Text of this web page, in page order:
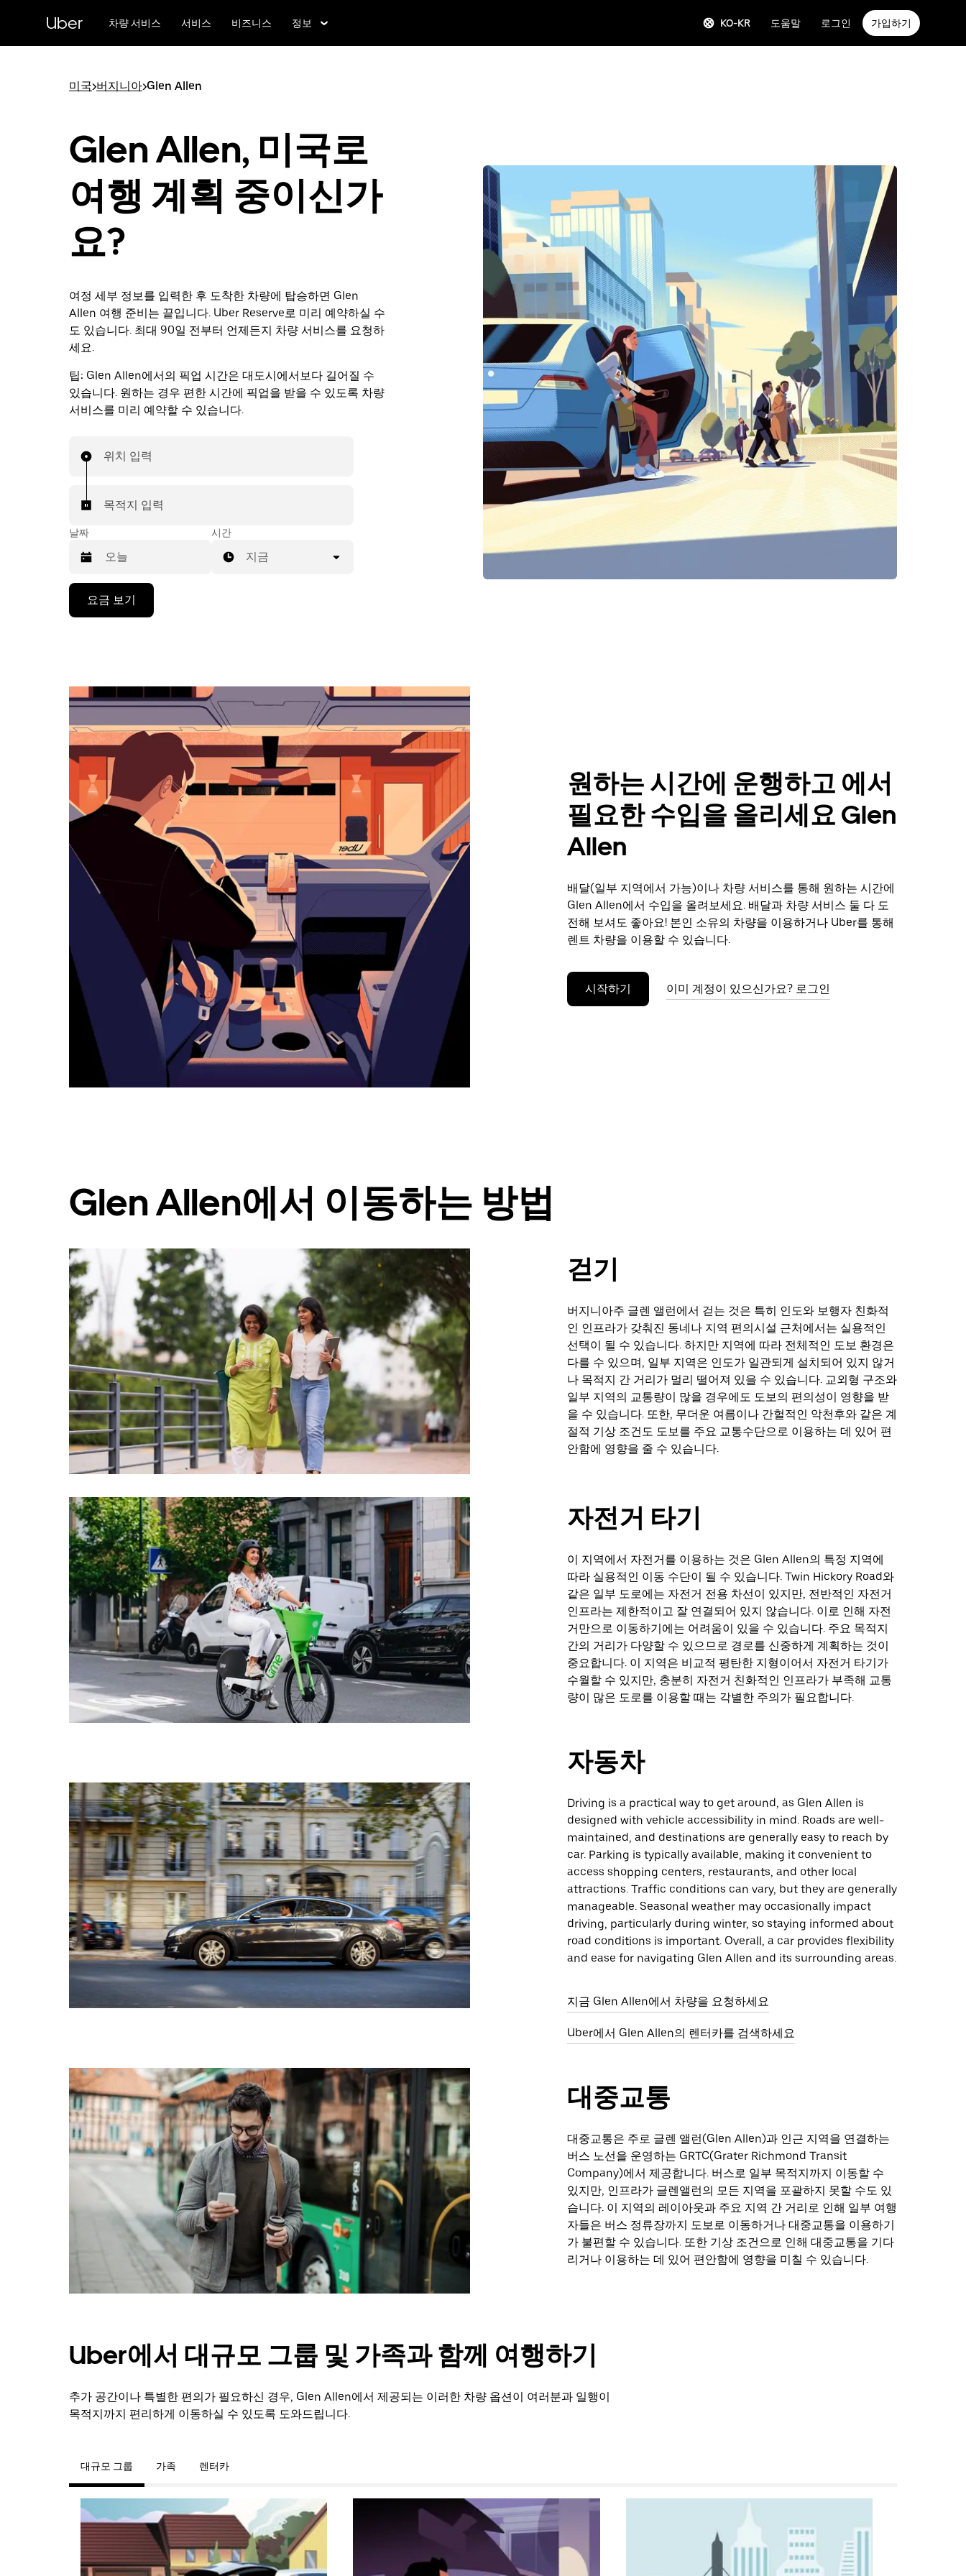
Uber 차량 서비스 서비스 비즈니스 정보 KO-KR 도움말 로그인 가입하기
미국>버지니아>Glen Allen
Glen Allen, 미국로
여행 계획 중이신가
요?
여정 세부 정보를 입력한 후 도착한 차량에 탑승하면 Glen
Allen 여행 준비는 끝입니다. Uber Reserve로 미리 예약하실 수
도 있습니다. 최대 90일 전부터 언제든지 차량 서비스를 요청하
세요.
팁: Glen Allen에서의 픽업 시간은 대도시에서보다 길어질 수
있습니다. 원하는 경우 편한 시간에 픽업을 받을 수 있도록 차량
서비스를 미리 예약할 수 있습니다.
위치 입력
목적지 입력
날짜
려
아
래
화
키
를
러
날
세
요.
캘
면
요.
시간
지금
요금 보기
원하는 시간에 운행하고 에서
필요한 수입을 올리세요 Glen
Allen
배달(일부 지역에서 가능)이나 차량 서비스를 통해 원하는 시간에
Glen Allen에서 수입을 올려보세요. 배달과 차량 서비스 둘 다 도
전해 보셔도 좋아요! 본인 소유의 차량을 이용하거나 Uber를 통해
렌트 차량을 이용할 수 있습니다.
시작하기 이미 계정이 있으신가요? 로그인
Glen Allen에서 이동하는 방법
걷기
버지니아주 글렌 앨런에서 걷는 것은 특히 인도와 보행자 친화적
인 인프라가 갖춰진 동네나 지역 편의시설 근처에서는 실용적인
선택이 될 수 있습니다. 하지만 지역에 따라 전체적인 도보 환경은
다를 수 있으며, 일부 지역은 인도가 일관되게 설치되어 있지 않거
나 목적지 간 거리가 멀리 떨어져 있을 수 있습니다. 교외형 구조와
일부 지역의 교통량이 많을 경우에도 도보의 편의성이 영향을 받
을 수 있습니다. 또한, 무더운 여름이나 간헐적인 악천후와 같은 계
절적 기상 조건도 도보를 주요 교통수단으로 이용하는 데 있어 편
안함에 영향을 줄 수 있습니다.
자전거 타기
이 지역에서 자전거를 이용하는 것은 Glen Allen의 특정 지역에
따라 실용적인 이동 수단이 될 수 있습니다. Twin Hickory Road와
같은 일부 도로에는 자전거 전용 차선이 있지만, 전반적인 자전거
인프라는 제한적이고 잘 연결되어 있지 않습니다. 이로 인해 자전
거만으로 이동하기에는 어려움이 있을 수 있습니다. 주요 목적지
간의 거리가 다양할 수 있으므로 경로를 신중하게 계획하는 것이
중요합니다. 이 지역은 비교적 평탄한 지형이어서 자전거 타기가
수월할 수 있지만, 충분히 자전거 친화적인 인프라가 부족해 교통
량이 많은 도로를 이용할 때는 각별한 주의가 필요합니다.
자동차
Driving is a practical way to get around, as Glen Allen is
designed with vehicle accessibility in mind. Roads are well-
maintained, and destinations are generally easy to reach by
car. Parking is typically available, making it convenient to
access shopping centers, restaurants, and other local
attractions. Traffic conditions can vary, but they are generally
manageable. Seasonal weather may occasionally impact
driving, particularly during winter, so staying informed about
road conditions is important. Overall, a car provides flexibility
and ease for navigating Glen Allen and its surrounding areas.
지금 Glen Allen에서 차량을 요청하세요
Uber에서 Glen Allen의 렌터카를 검색하세요
대중교통
대중교통은 주로 글렌 앨런(Glen Allen)과 인근 지역을 연결하는
버스 노선을 운영하는 GRTC(Grater Richmond Transit
Company)에서 제공합니다. 버스로 일부 목적지까지 이동할 수
있지만, 인프라가 글렌앨런의 모든 지역을 포괄하지 못할 수도 있
습니다. 이 지역의 레이아웃과 주요 지역 간 거리로 인해 일부 여행
자들은 버스 정류장까지 도보로 이동하거나 대중교통을 이용하기
가 불편할 수 있습니다. 또한 기상 조건으로 인해 대중교통을 기다
리거나 이용하는 데 있어 편안함에 영향을 미칠 수 있습니다.
Uber에서 대규모 그룹 및 가족과 함께 여행하기
추가 공간이나 특별한 편의가 필요하신 경우, Glen Allen에서 제공되는 이러한 차량 옵션이 여러분과 일행이
목적지까지 편리하게 이동하실 수 있도록 도와드립니다.
대규모 그룹 가족 렌터카